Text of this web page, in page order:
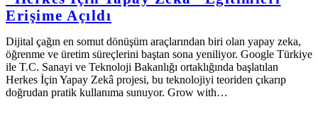
Erişime Açıldı
Dijital çağın en somut dönüşüm araçlarından biri olan yapay zeka,
öğrenme ve üretim süreçlerini baştan sona yeniliyor. Google Türkiye
ile T.C. Sanayi ve Teknoloji Bakanlığı ortaklığında başlatılan
Herkes İçin Yapay Zekâ projesi, bu teknolojiyi teoriden çıkarıp
doğrudan pratik kullanıma sunuyor. Grow with…